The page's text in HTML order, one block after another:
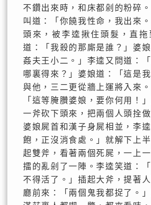
不鑽出來時，和床都剁的粉碎
叫道：「你饒我性命，我出來
頭來，被李逵揪住頭髮，直拖
道：「我殺的那廝是誰？」婆
姦夫王小二。」李逵又問道：「
哪裏得來？」婆娘道：「這是
與他，三二更從牆上運將入來。
「這等腌臢婆娘，要你何用！
一斧砍下頭來，把兩個人頭拴
婆娘屍首和漢子身屍相並，李
飽，正沒消食處。」就解下上
起雙斧，看著兩個死屍，一上
擂的亂剁了一陣。李逵笑道：
不得活了。」插起大斧，提著
廳前來：「兩個鬼我都捉了。」